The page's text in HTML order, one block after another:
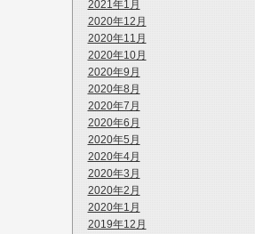
2021年1月
2020年12月
2020年11月
2020年10月
2020年9月
2020年8月
2020年7月
2020年6月
2020年5月
2020年4月
2020年3月
2020年2月
2020年1月
2019年12月